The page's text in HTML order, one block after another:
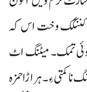
کننگک وخت اس کہ
تمک۔ میٹنگ اٹ
کمتی ءِ۔ ہراڑا حمزہ